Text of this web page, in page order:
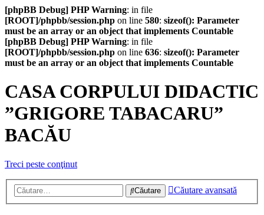
[phpBB Debug] PHP Warning: in file
[ROOT]/phpbb/session.php on line 580: sizeof(): Parameter
must be an array or an object that implements Countable
[phpBB Debug] PHP Warning: in file
[ROOT]/phpbb/session.php on line 636: sizeof(): Parameter
must be an array or an object that implements Countable
CASA CORPULUI DIDACTIC
”GRIGORE TABACARU”
BACĂU
Treci peste conţinut
Căutare Căutare avansată